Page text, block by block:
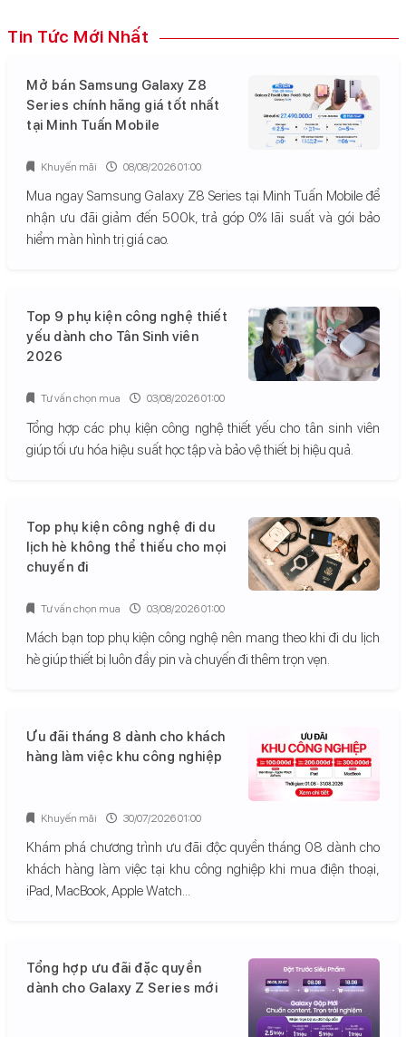
Tin Tức Mới Nhất
Mở bán Samsung Galaxy Z8
Series chính hãng giá tốt nhất
tại Minh Tuấn Mobile
Mua ngay Samsung Galaxy Z8 Series tại Minh Tuấn Mobile để
nhận ưu đãi giảm đến 500k, trả góp 0% lãi suất và gói bảo
hiểm màn hình trị giá cao.
Khuyến mãi 08/08/2026 01:00
Top 9 phụ kiện công nghệ thiết
yếu dành cho Tân Sinh viên
2026
Tổng hợp các phụ kiện công nghệ thiết yếu cho tân sinh viên
giúp tối ưu hóa hiệu suất học tập và bảo vệ thiết bị hiệu quả.
Tư vấn chọn mua 03/08/2026 01:00
Top phụ kiện công nghệ đi du
lịch hè không thể thiếu cho mọi
chuyến đi
Mách bạn top phụ kiện công nghệ nên mang theo khi đi du lịch
hè giúp thiết bị luôn đầy pin và chuyến đi thêm trọn vẹn.
Tư vấn chọn mua 03/08/2026 01:00
Ưu đãi tháng 8 dành cho khách
hàng làm việc khu công nghiệp
Khám phá chương trình ưu đãi độc quyền tháng 08 dành cho
khách hàng làm việc tại khu công nghiệp khi mua điện thoại,
iPad, MacBook, Apple Watch...
Khuyến mãi 30/07/2026 01:00
Tổng hợp ưu đãi đặc quyền
dành cho Galaxy Z Series mới